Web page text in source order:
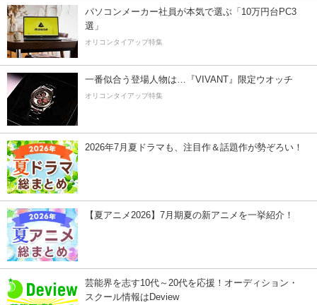
パソコンメーカー社員が本気で選ぶ「10万円台PC3
選」
オリコンタイアップ特集
一番似合う登場人物は…『VIVANT』限定ウオッチ
オリコンタイアップ特集
2026年7月夏ドラマも、注目作＆話題作が勢ぞろい！
【夏アニメ2026】7月期夏の新アニメを一挙紹介！
芸能界を志す10代～20代を応援！オーディション・
スクール情報はDeview